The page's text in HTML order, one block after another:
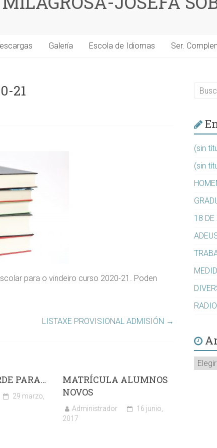
Galería Escola de Idiomas Ser.
21
para o vindeiro curso 2020-21. Poden
LISTAXE PROVISIONAL ADMISIÓN →
PARA…
29 marzo,
MATRÍCULA ALUMNOS
NOVOS
Administrador
16 junio,
2017
(sin
(sin
18 DE